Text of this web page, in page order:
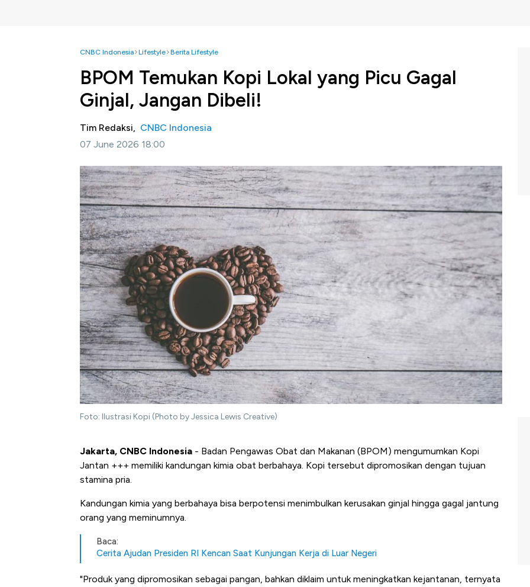
CNBC Indonesia Lifestyle Berita Lifestyle
BPOM Temukan Kopi Lokal yang Picu Gagal
Ginjal, Jangan Dibeli!
Tim Redaksi, CNBC Indonesia
07 June 2026 18:00
Foto: Ilustrasi Kopi (Photo by Jessica Lewis Creative)
Jakarta, CNBC Indonesia - Badan Pengawas Obat dan Makanan (BPOM) mengumumkan Kopi
Jantan +++ memiliki kandungan kimia obat berbahaya. Kopi tersebut dipromosikan dengan tujuan
stamina pria.
Kandungan kimia yang berbahaya bisa berpotensi menimbulkan kerusakan ginjal hingga gagal jantung
orang yang meminumnya.
Baca:
Cerita Ajudan Presiden RI Kencan Saat Kunjungan Kerja di Luar Negeri
"Produk yang dipromosikan sebagai pangan, bahkan diklaim untuk meningkatkan kejantanan, ternyata